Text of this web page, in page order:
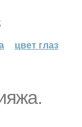
цвет глаз